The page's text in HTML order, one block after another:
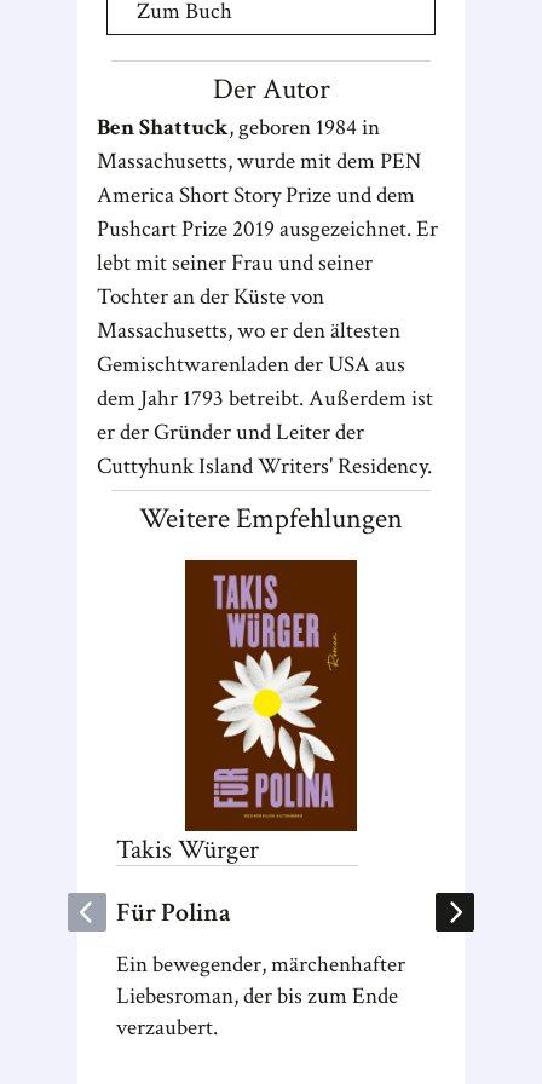
Zum Buch
Der Autor
Ben Shattuck, geboren 1984 in
Massachusetts, wurde mit dem PEN
America Short Story Prize und dem
Pushcart Prize 2019 ausgezeichnet. Er
lebt mit seiner Frau und seiner
Tochter an der Küste von
Massachusetts, wo er den ältesten
Gemischtwarenladen der USA aus
dem Jahr 1793 betreibt. Außerdem ist
er der Gründer und Leiter der
Cuttyhunk Island Writers' Residency.
Weitere Empfehlungen
Takis Würger
Für Polina
Ein bewegender, märchenhafter
Liebesroman, der bis zum Ende
verzaubert.